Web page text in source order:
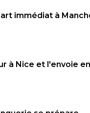
immédiat à
à Nice et l'envoie en